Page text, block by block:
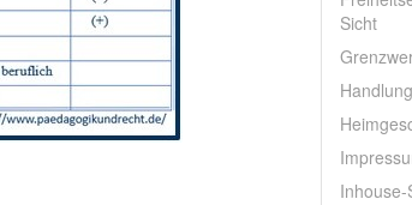
Sicht